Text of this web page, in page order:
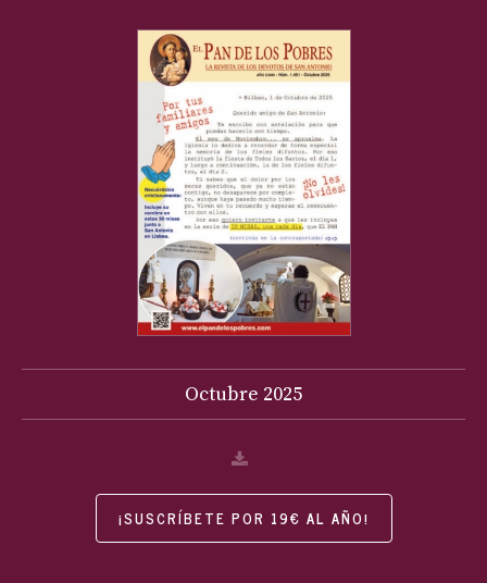
Octubre 2025
¡SUSCRÍBETE POR 19€ AL AÑO!